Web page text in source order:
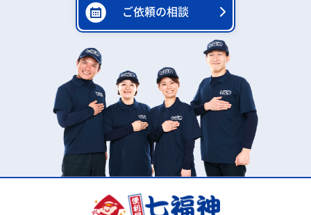
ご依頼の相談